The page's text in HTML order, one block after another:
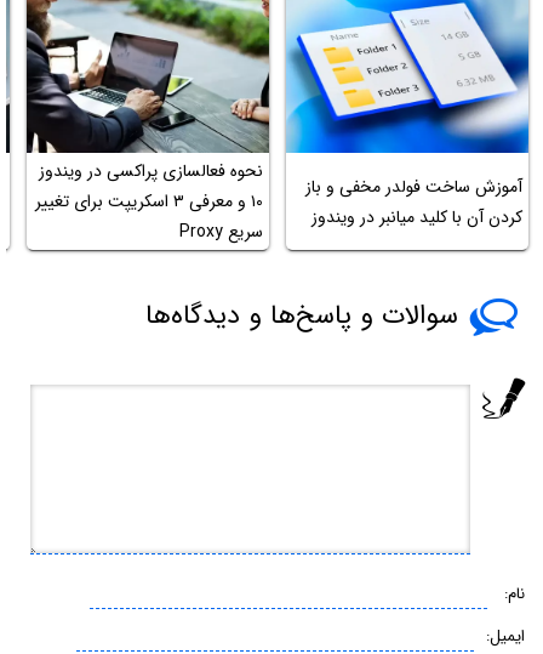
آموزش ساخت فولدر مخفی و باز
کردن آن با کلید میانبر در ویندوز
نحوه فعالسازی پراکسی در ویندوز
۱۰ و معرفی ۳ اسکریپت برای تغییر
سریع Proxy
سوالات و پاسخ‌ها و دیدگاه‌ها
نام:
ایمیل: